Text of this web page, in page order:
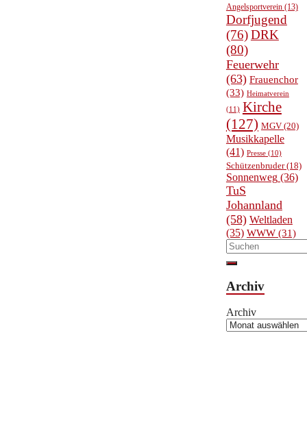
Angelsportverein(13)
Dorfjugend
(76)DRK
(80)
Feuerwehr
(63) Frauenchor
(33) Heimatverein
(11) Kirche
(127) MGV(20)
Musikkapelle
(41) Presse(10)
Schützenbruder(18)
Sonnenweg(36)
TuS
Johannland
(58) Weltladen
(35) WWW(31)
Archiv
Archiv